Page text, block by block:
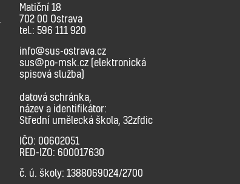
Matiční 18
702 00 Ostrava
tel.: 596 111 920
info@sus-ostrava.cz
sus@po-msk.cz (elektronická
spisová služba)
datová schránka,
název a identifikátor:
Střední umělecká škola, 32zfdic
IČO: 00602051
RED-IZO: 600017630
č. ú. školy: 1388069024/2700